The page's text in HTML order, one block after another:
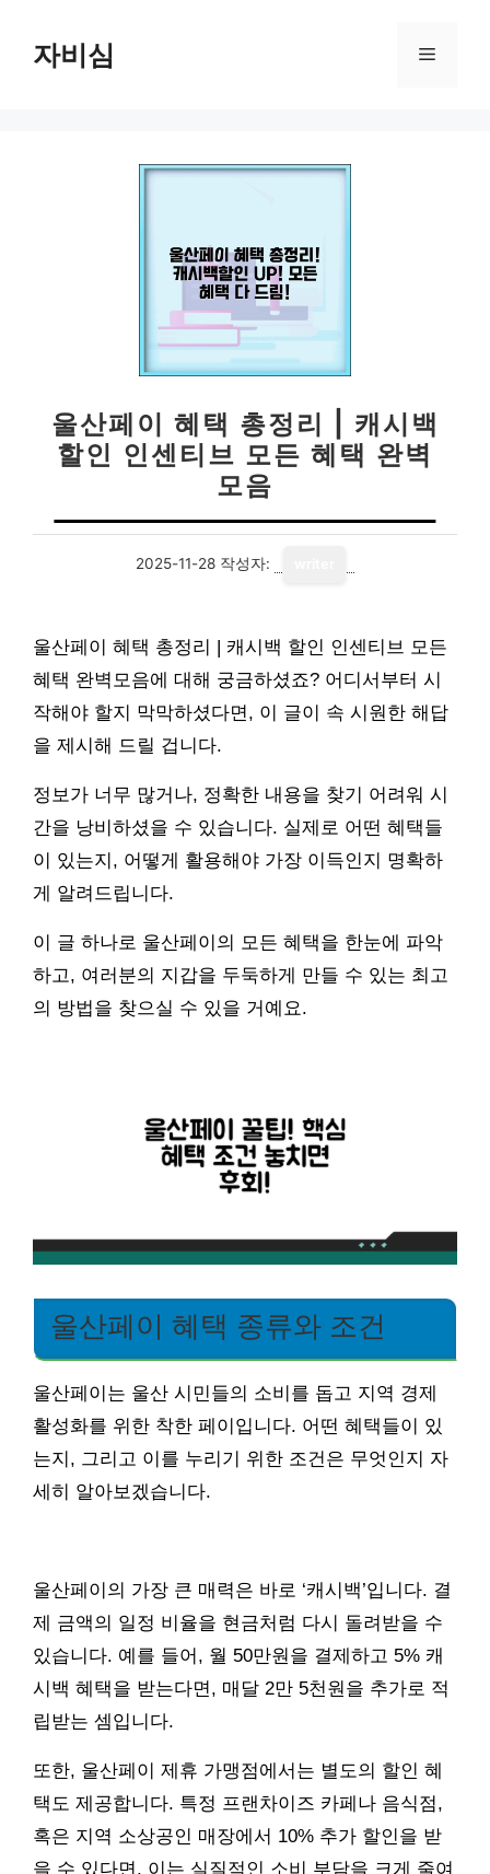
자비심 메
울산페이 혜택 총정리 | 캐시백
할인 인센티브 모든 혜택 완벽
모음
2025-11-28 작성자:
울산페이 혜택 총정리 | 캐시백 할인 인센티브 모든
혜택 완벽모음에 대해 궁금하셨죠? 어디서부터 시
작해야 할지 막막하셨다면, 이 글이 속 시원한 해답
을 제시해 드릴 겁니다.
정보가 너무 많거나, 정확한 내용을 찾기 어려워 시
간을 낭비하셨을 수 있습니다. 실제로 어떤 혜택들
이 있는지, 어떻게 활용해야 가장 이득인지 명확하
게 알려드립니다.
이 글 하나로 울산페이의 모든 혜택을 한눈에 파악
하고, 여러분의 지갑을 두둑하게 만들 수 있는 최고
의 방법을 찾으실 수 있을 거예요.
울산페이 혜택 종류와 조건
울산페이는 울산 시민들의 소비를 돕고 지역 경제
활성화를 위한 착한 페이입니다. 어떤 혜택들이 있
는지, 그리고 이를 누리기 위한 조건은 무엇인지 자
세히 알아보겠습니다.
울산페이의 가장 큰 매력은 바로 ‘캐시백’입니다. 결
제 금액의 일정 비율을 현금처럼 다시 돌려받을 수
있습니다. 예를 들어, 월 50만원을 결제하고 5% 캐
시백 혜택을 받는다면, 매달 2만 5천원을 추가로 적
립받는 셈입니다.
또한, 울산페이 제휴 가맹점에서는 별도의 할인 혜
택도 제공합니다. 특정 프랜차이즈 카페나 음식점,
혹은 지역 소상공인 매장에서 10% 추가 할인을 받
을 수 있다면, 이는 실질적인 소비 부담을 크게 줄여